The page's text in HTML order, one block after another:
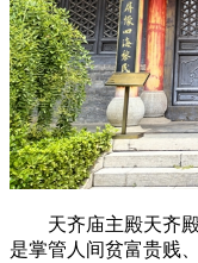
天齐庙主殿天齐
是掌管人间贫富贵贱